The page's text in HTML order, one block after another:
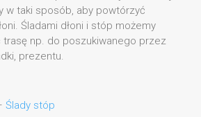
w taki sposób, aby powtórzyć
Śladami dłoni i stóp możemy
trasę np. do poszukiwanego przez
prezentu.
Ślady stóp